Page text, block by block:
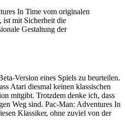
In Time vom originalen
ist mit Sicherheit die
Gestaltung der
Version eines Spiels zu beurteilen.
Atari diesmal keinen klassischen
mitgibt. Trotzdem denke ich, dass
Weg sind. Pac-Man: Adventures In
Klassiker, ohne zuviel von der